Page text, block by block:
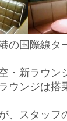
の国際線タ
・新ラウン
ウンジは搭
、スタッフ